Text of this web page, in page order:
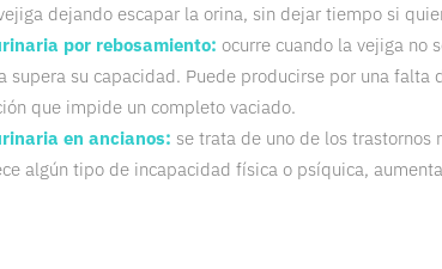
dejando escapar la orina, sin dejar tiempo si
por rebosamiento: ocurre cuando la vejiga no
supera su capacidad. Puede producirse por una falta
que impide un completo vaciado.
en ancianos: se trata de uno de los trastornos
algún tipo de incapacidad física o psíquica,